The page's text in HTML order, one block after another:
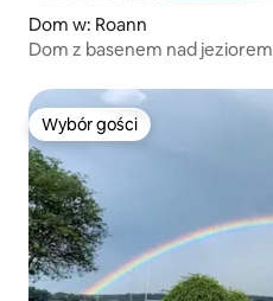
Dom w: Roann
Dom z basenem nad jeziorem
Wybór gości
Wybór gości